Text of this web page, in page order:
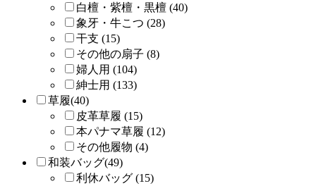
白檀・紫檀・黒檀 (40)
象牙・牛こつ (28)
干支 (15)
その他の扇子 (8)
婦人用 (104)
紳士用 (133)
草履(40)
皮革草履 (15)
本パナマ草履 (12)
その他履物 (4)
和装バッグ(49)
利休バッグ (15)